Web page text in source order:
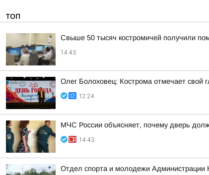
ТОП
Свыше 50 тысяч костромичей получили
14:43
Олег Болоховец: Кострома отмечает свой
12:24
МЧС России объясняет, почему дверь
14:43
Отдел спорта и молодежи Администрации